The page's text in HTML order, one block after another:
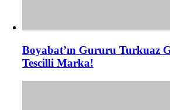
Boyabat’ın Gururu Turkuaz
Tescilli Marka!